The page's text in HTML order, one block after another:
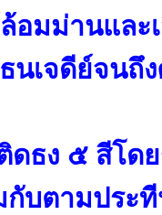
อมม่านและ
เจดีย์จนถึง
ดธง ๕ สีโด
กับตามประ